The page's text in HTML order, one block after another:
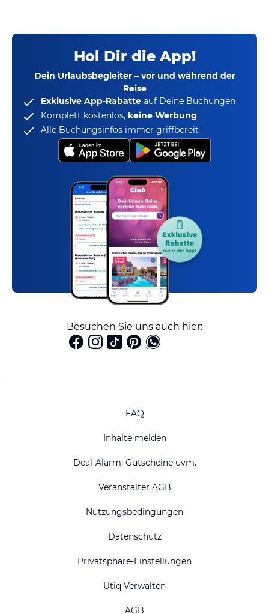
Hol Dir die App!
Dein Urlaubsbegleiter – vor und während der
Reise
Exklusive App-Rabatte auf Deine Buchungen
Komplett kostenlos, keine Werbung
Alle Buchungsinfos immer griffbereit
Besuchen Sie uns auch hier:
FAQ
Inhalte melden
Deal-Alarm, Gutscheine uvm.
Veranstalter AGB
Nutzungsbedingungen
Datenschutz
Privatsphäre-Einstellungen
Utiq Verwalten
AGB